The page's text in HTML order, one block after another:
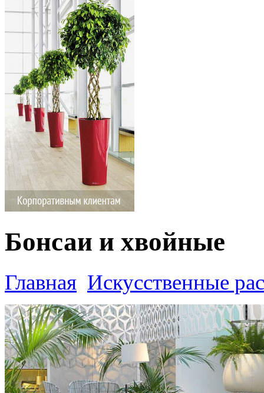
Бонсаи и хвойные
Главная Искусственные